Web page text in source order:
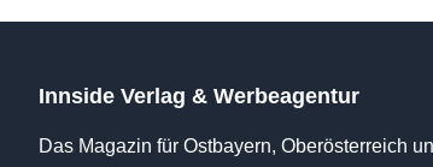
Innside Verlag & Werbeagentur
Das Magazin für Ostbayern, Oberösterreich